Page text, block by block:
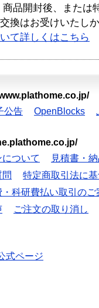
商品開封後、または
換はお受けいたし
て詳しくはこちら
公告 OpenBlocks
ついて
見積書・
特定商取引法に
科研費払い取引のご
ご注文の取り消し
式ページ